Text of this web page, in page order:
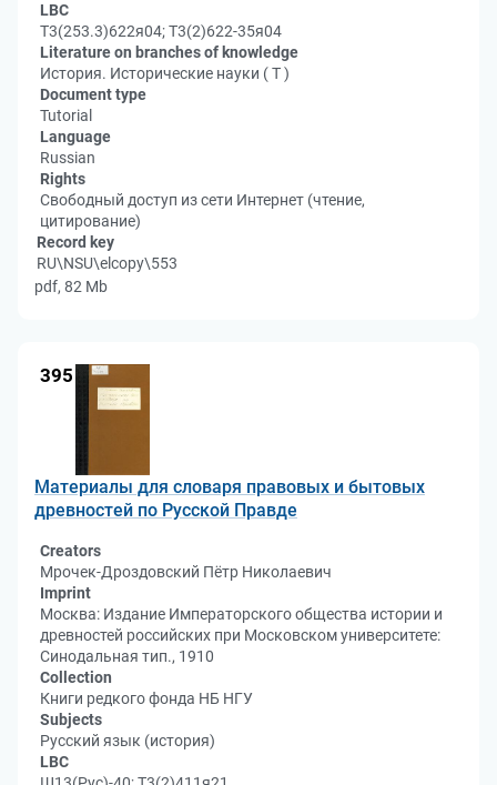
LBC
Т3(253.3)622я04; Т3(2)622-35я04
Literature on branches of knowledge
История. Исторические науки ( Т )
Document type
Tutorial
Language
Russian
Rights
Свободный доступ из сети Интернет (чтение,
цитирование)
Record key
RU\NSU\elcopy\553
pdf, 82 Mb
395
Материалы для словаря правовых и бытовых
древностей по Русской Правде
Creators
Мрочек-Дроздовский Пётр Николаевич
Imprint
Москва: Издание Императорского общества истории и
древностей российских при Московском университете:
Синодальная тип., 1910
Collection
Книги редкого фонда НБ НГУ
Subjects
Русский язык (история)
LBC